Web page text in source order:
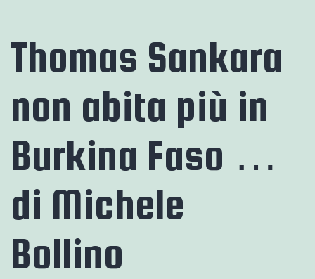
Thomas Sankara
non abita più in
Burkina Faso …
di Michele
Bollino